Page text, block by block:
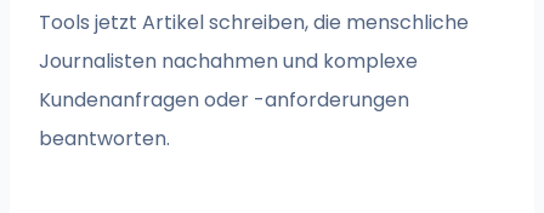
Tools jetzt Artikel schreiben, die menschliche
Journalisten nachahmen und komplexe
Kundenanfragen oder -anforderungen
beantworten.